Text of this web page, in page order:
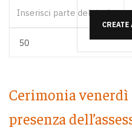
CREATE
Cerimonia
presenza